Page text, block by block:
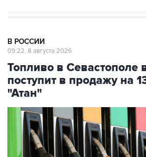
В РОССИИ
09:22, 8 августа 2026
Топливо в Севастополе
поступит в продажу на
"Атан"